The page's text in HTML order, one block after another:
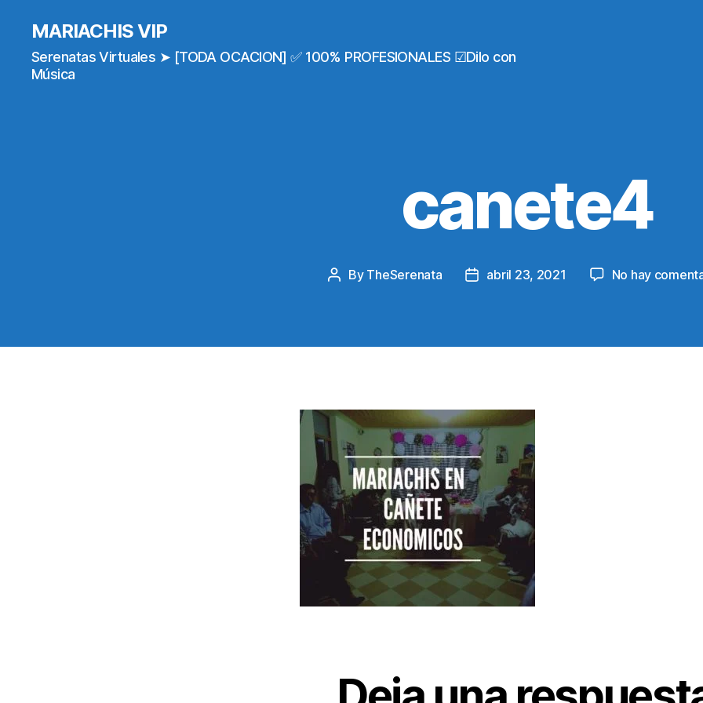
MARIACHIS VIP
Serenatas Virtuales ➤ [TODA OCACION] ✅ 100% PROFESIONALES ☑Dilo con
Música
canete4
Post
By TheSerenata
Postabril 23, 2021 No hay